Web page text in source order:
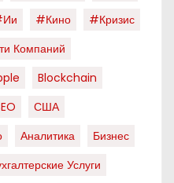
#кино
#кризис
Компаний
Blockchain
США
Аналитика
Бизнес
Услуги